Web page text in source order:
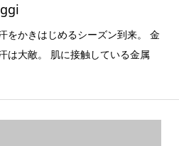
をかきはじめるシーズン到来。 金
は大敵。 肌に接触している金属